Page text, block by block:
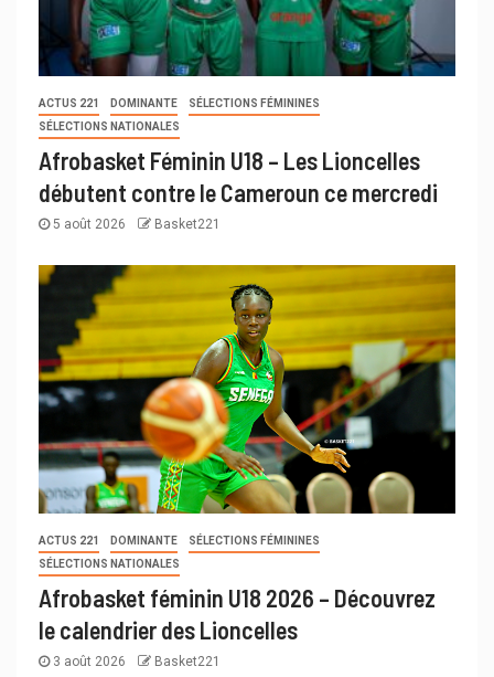
ACTUS 221 DOMINANTE
SÉLECTIONS FÉMININES
SÉLECTIONS NATIONALES
Afrobasket Féminin U18 – Les Lioncelles
débutent contre le Cameroun ce mercredi
5 août 2026 Basket221
ACTUS 221 DOMINANTE
SÉLECTIONS FÉMININES
SÉLECTIONS NATIONALES
Afrobasket féminin U18 2026 – Découvrez
le calendrier des Lioncelles
3 août 2026 Basket221